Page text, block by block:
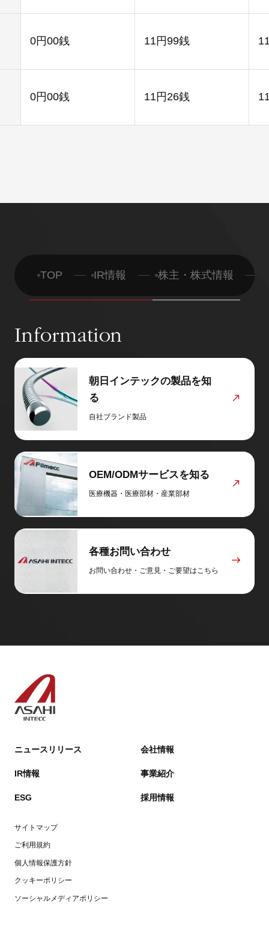
0円00銭 11円99銭
0円00銭 11円26銭
TOP IR情報 株主・株式情報
Information
朝日インテックの製品を知
る
自社ブランド製品
OEM/ODMサービスを知る
医療機器・医療部材・産業部材
各種お問い合わせ
お問い合わせ・ご意見・ご要望はこちら
ニュースリリース 会社情報
IR情報 事業紹介
ESG 採用情報
サイトマップ
ご利用規約
個人情報保護方針
クッキーポリシー
ソーシャルメディアポリシー